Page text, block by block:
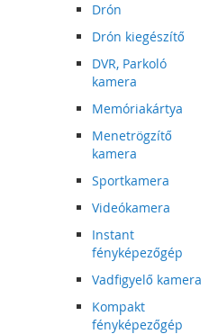
Drón
Drón kiegészítő
DVR, Parkoló
kamera
Memóriakártya
Menetrögzítő
kamera
Sportkamera
Videókamera
Instant
fényképezőgép
Vadfigyelő kamera
Kompakt
fényképezőgép